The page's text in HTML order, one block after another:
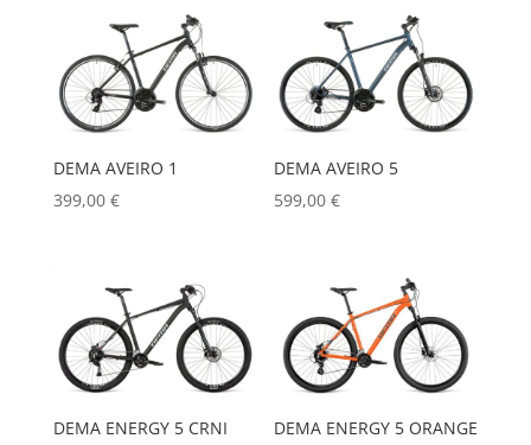
DEMA AVEIRO 1
399,00 €
DEMA AVEIRO 5
599,00€
DEMA ENERGY 5 CRNI
DEMA ENERGY 5 ORANGE